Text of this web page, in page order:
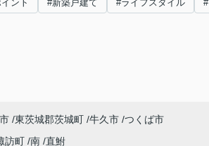
ント #新築戸建て #ライフスタイル
東茨城郡茨城町 牛久市 つくば市
訪町 南 直鮒